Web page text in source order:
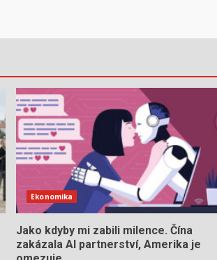
Ekonomika
Jako kdyby mi zabili milence. Čína
zakázala AI partnerství, Amerika je